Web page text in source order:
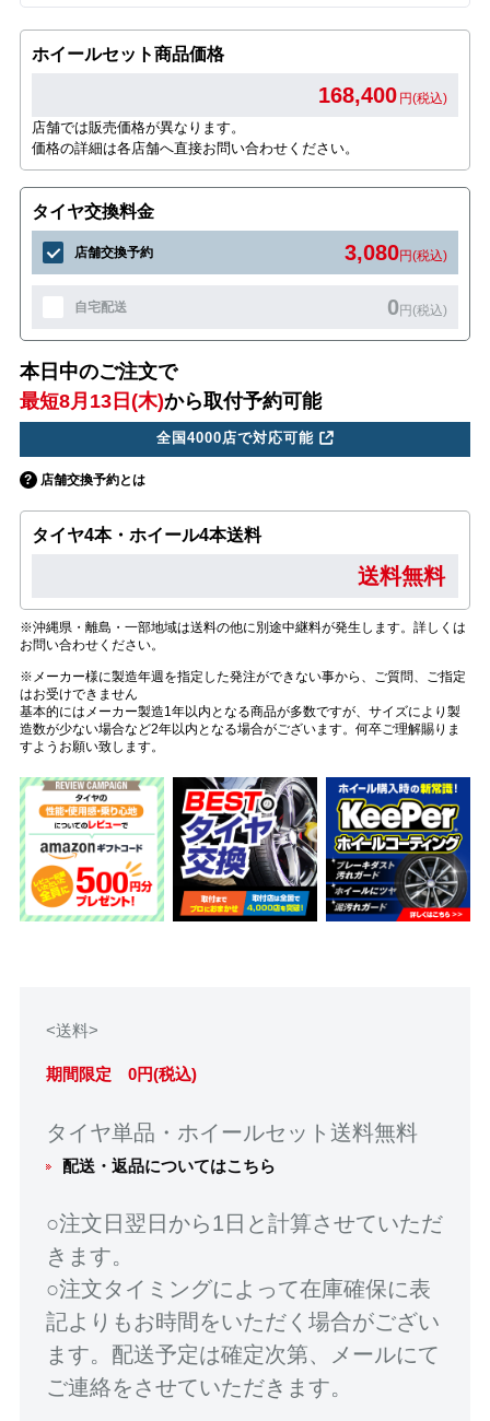
ホイールセット商品価格
168,400 円(税込)
店舗では販売価格が異なります。
価格の詳細は各店舗へ直接お問い合わせください。
タイヤ交換料金
店舗交換予約 3,080円(税込)
自宅配送 0円(税込)
本日中のご注文で
最短8月13日(木)から取付予約可能
全国4000店で対応可能
店舗交換予約とは
タイヤ4本・ホイール4本送料
送料無料
※沖縄県・離島・一部地域は送料の他に別途中継料が発生します。詳しくは
お問い合わせください。
※メーカー様に製造年週を指定した発注ができない事から、ご質問、ご指定
はお受けできません
基本的にはメーカー製造1年以内となる商品が多数ですが、サイズにより製
造数が少ない場合など2年以内となる場合がございます。何卒ご理解賜りま
すようお願い致します。
<送料>
期間限定 0円(税込)
タイヤ単品・ホイールセット送料無料
配送・返品についてはこちら
○注文日翌日から1日と計算させていただ
きます。
○注文タイミングによって在庫確保に表
記よりもお時間をいただく場合がござい
ます。配送予定は確定次第、メールにて
ご連絡をさせていただきます。